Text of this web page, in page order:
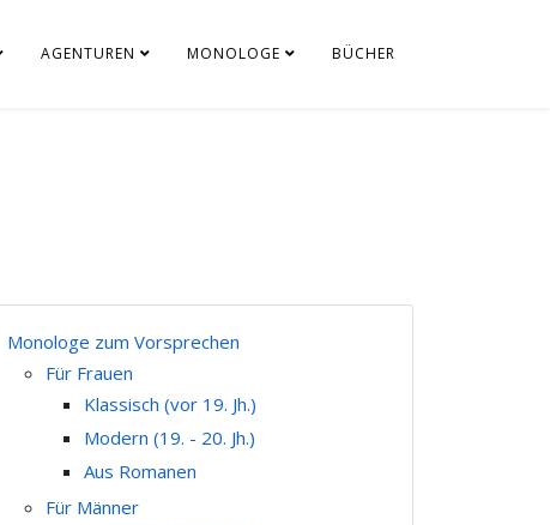
AGENTUREN MONOLOGE BÜCHER
Monologe zum Vorsprechen
Für Frauen
Klassisch (vor 19. Jh.)
Modern (19. - 20. Jh.)
Aus Romanen
Für Männer